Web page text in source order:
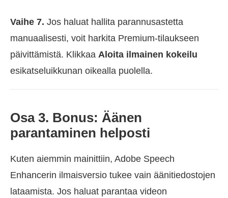
Vaihe 7. Jos haluat hallita parannusastetta
manuaalisesti, voit harkita Premium-tilaukseen
päivittämistä. Klikkaa Aloita ilmainen kokeilu
esikatseluikkunan oikealla puolella.
Osa 3. Bonus: Äänen
parantaminen helposti
Kuten aiemmin mainittiin, Adobe Speech
Enhancerin ilmaisversio tukee vain äänitiedostojen
lataamista. Jos haluat parantaa videon